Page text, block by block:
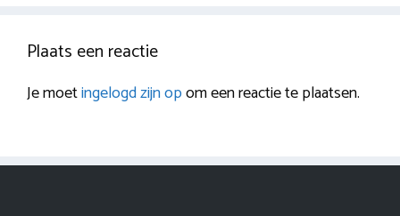
Plaats een reactie
Je moetingelogd zijn opom een reactie te plaatsen.